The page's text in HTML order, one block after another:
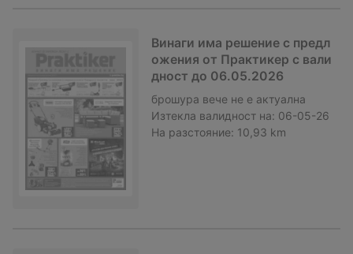
Винаги има решение с предл
ожения от Практикер с вали
дност до 06.05.2026
брошура вече не е актуална
Изтекла валидност на: 06-05-26
На разстояние: 10,93 km